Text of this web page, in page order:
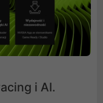
i AI.